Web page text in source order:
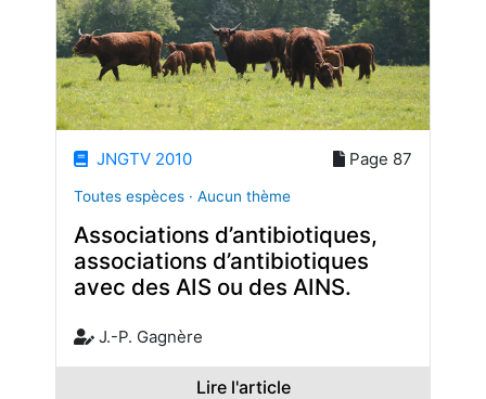
JNGTV 2010 Page 87
Toutes espèces · Aucun thème
Associations d’antibiotiques,
associations d’antibiotiques
avec des AIS ou des AINS.
J.-P. Gagnère
Lire l'article